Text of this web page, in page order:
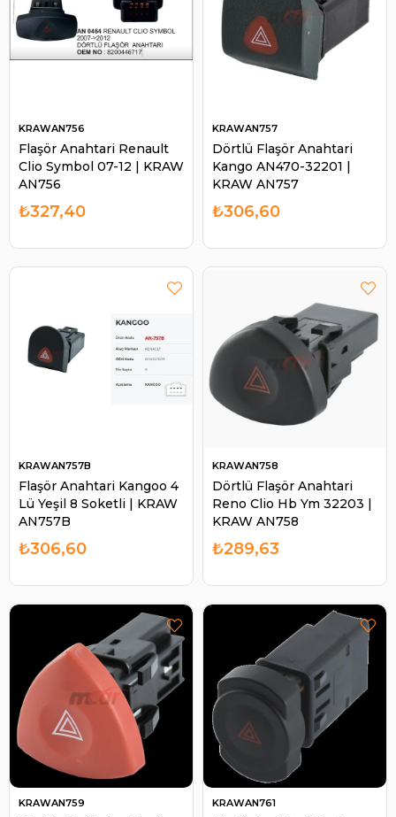
Flaşör Anahtari Renault
Clio Symbol 07-12 | KRAW
AN756
KRAWAN756
₺327,40
Dörtlü Flaşör Anahtari
Kango AN470-32201 |
KRAW AN757
KRAWAN757
₺306,60
Flaşör Anahtari Kangoo 4
Lü Yeşil 8 Soketli | KRAW
AN757B
KRAWAN757B
₺306,60
Dörtlü Flaşör Anahtari
Reno Clio Hb Ym 32203 |
KRAW AN758
KRAWAN758
₺289,63
KRAWAN759 KRAWAN761